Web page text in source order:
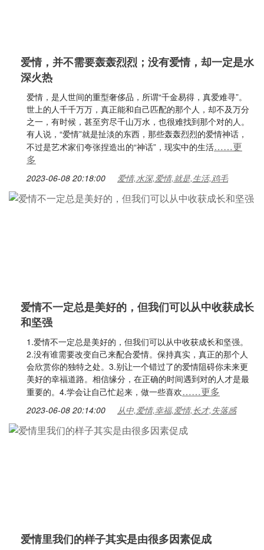
爱情，并不需要轰轰烈烈；没有爱情，却一定是水
深火热
爱情，是人世间的重型奢侈品，所谓“千金易得，真爱难寻”。
世上的人千千万万，真正能和自己匹配的那个人，却不及万分
之一，有时候，甚至穷尽千山万水，也很难找到那个对的人。
有人说，“爱情”就是扯淡的东西，那些轰轰烈烈的爱情神话，
不过是艺术家们夸张捏造出的“神话”，现实中的生活……更
多
2023-06-08 20:18:00 爱情,水深,爱情,就是,生活,鸡毛
爱情不一定总是美好的，但我们可以从中收获成长
和坚强
1.爱情不一定总是美好的，但我们可以从中收获成长和坚强。
2.没有谁需要改变自己来配合爱情。保持真实，真正的那个人
会欣赏你的独特之处。3.别让一个错过了的爱情阻碍你未来更
美好的幸福道路。相信缘分，在正确的时间遇到对的人才是最
重要的。4.学会让自己忙起来，做一些喜欢……更多
2023-06-08 20:14:00 从中,爱情,幸福,爱情,长才,失落感
爱情里我们的样子其实是由很多因素促成